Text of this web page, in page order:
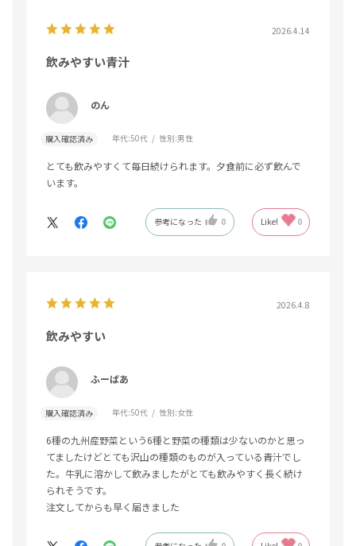
2026.4.14
飲みやすい青汁
のん
購入確認済み 年代:50代 性別:男性
とても飲みやすくて毎日続けられます。夕食前に必ず飲んで
います。
参考になった 0 Like! 0
2026.4.8
飲みやすい
ふーばあ
購入確認済み 年代:50代 性別:女性
6種の九州産野菜という6種と野菜の種類は少ないのかと思っ
てましたけどとても沢山の種類のものが入っている青汁でし
た。牛乳に溶かして飲みましたがとても飲みやすく長く続け
られそうです。
注文してからも早く届きました